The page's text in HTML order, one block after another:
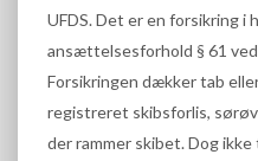
UFDS. Det er en forsikring i
ansættelsesforhold § 61
Forsikringen dækker tab
registreret skibsforlis,
der rammer skibet. Dog